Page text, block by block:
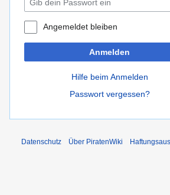
Angemeldet bleiben
Anmelden
Hilfe beim Anmelden
Passwort vergessen?
Datenschutz Über PiratenWiki